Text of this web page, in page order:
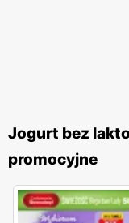
Jogurt bez
promocyjne